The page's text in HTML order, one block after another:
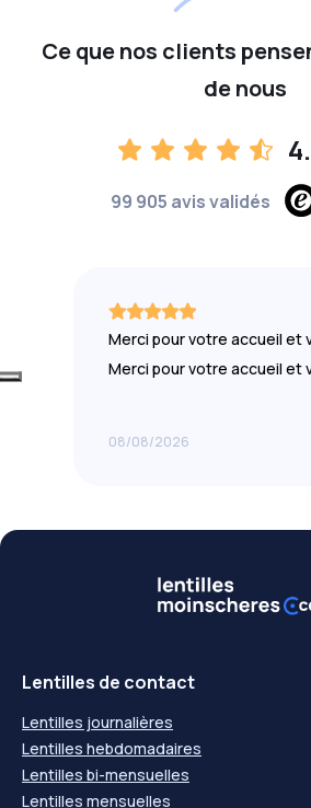
Ce que nos clients
de nous
99 905 avis validés
Merci pour votre accueil et
Merci pour votre accueil et
08/08/2026
Lentilles de contact
Lentilles journalières
Lentilles hebdomadaires
Lentilles bi-mensuelles
Lentilles mensuelles